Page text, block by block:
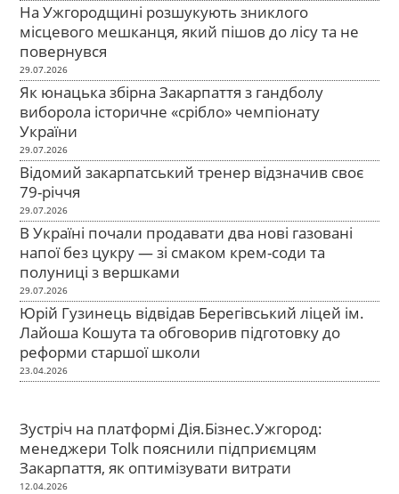
На Ужгородщині розшукують зниклого
місцевого мешканця, який пішов до лісу та не
повернувся
29.07.2026
Як юнацька збірна Закарпаття з гандболу
виборола історичне «срібло» чемпіонату
України
29.07.2026
Відомий закарпатський тренер відзначив своє
79-річчя
29.07.2026
В Україні почали продавати два нові газовані
напої без цукру — зі смаком крем-соди та
полуниці з вершками
29.07.2026
Юрій Гузинець відвідав Берегівський ліцей ім.
Лайоша Кошута та обговорив підготовку до
реформи старшої школи
23.04.2026
Зустріч на платформі Дія.Бізнес.Ужгород:
менеджери Tolk пояснили підприємцям
Закарпаття, як оптимізувати витрати
12.04.2026